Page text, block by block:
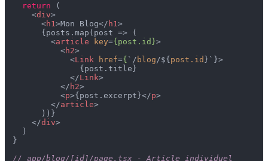
return (
<div>
<h1 >Mon Blog</ h1 >
      {posts.map(post => (
<article key={post.id}>
<h2>
<Link href={ `/ blog /${post.id }`}>
              {post.title}
</Link>
</ h2>
<p>{post.excerpt}</p>
</article>
      ))}
</div>
  )
}
// app/blog/[id]/page.tsx - Article individuel